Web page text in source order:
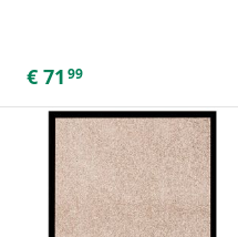
€ 71 99